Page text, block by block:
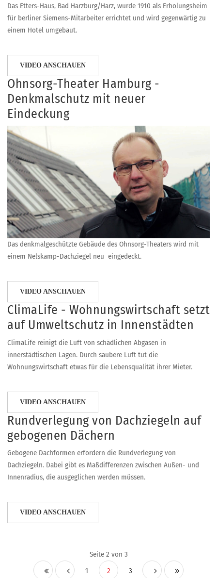
Das Etters-Haus, Bad Harzburg/Harz, wurde 1910 als Erholungsheim
für berliner Siemens-Mitarbeiter errichtet und wird gegenwärtig zu
einem Hotel umgebaut.
VIDEO ANSCHAUEN
Ohnsorg-Theater Hamburg -
Denkmalschutz mit neuer
Eindeckung
Das denkmalgeschützte Gebäude des Ohnsorg-Theaters wird mit
einem Nelskamp-Dachziegel neu eingedeckt.
VIDEO ANSCHAUEN
ClimaLife - Wohnungswirtschaft setzt
auf Umweltschutz in Innenstädten
ClimaLife reinigt die Luft von schädlichen Abgasen in
innerstädtischen Lagen. Durch saubere Luft tut die
Wohnungswirtschaft etwas für die Lebensqualität ihrer Mieter.
VIDEO ANSCHAUEN
Rundverlegung von Dachziegeln auf
gebogenen Dächern
Gebogene Dachformen erfordern die Rundverlegung von
Dachziegeln. Dabei gibt es Maßdifferenzen zwischen Außen- und
Innenradius, die ausgeglichen werden müssen.
VIDEO ANSCHAUEN
Seite 2 von 3
1
2 3